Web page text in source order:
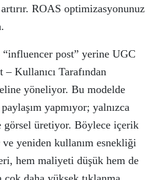
ROAS optimizasyonunuz
post” yerine UGC
Kullanıcı Tarafından
yöneliyor. Bu modelde
yapmıyor; yalnızca
görsel üretiyor. Böylece içerik
yeniden kullanım esnekliği
hem maliyeti düşük hem de